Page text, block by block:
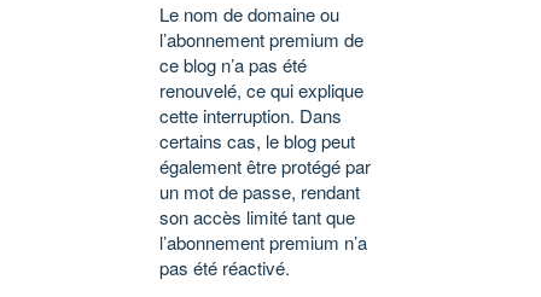
Le nom de domaine ou
l’abonnement premium de
ce blog n’a pas été
renouvelé, ce qui explique
cette interruption. Dans
certains cas, le blog peut
également être protégé par
un mot de passe, rendant
son accès limité tant que
l’abonnement premium n’a
pas été réactivé.